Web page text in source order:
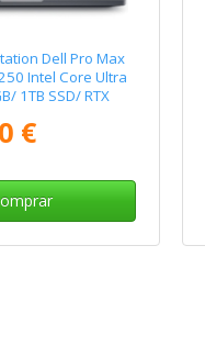
Dell Pro Max
Intel Core Ultra
1TB SSD/ RTX
€